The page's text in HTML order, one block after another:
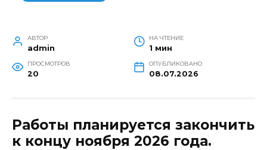
АВТОР
admin
НА ЧТЕНИЕ
1 мин
ПРОСМОТРОВ
20
ОПУБЛИКОВАНО
08.07.2026
Работы планируется закончить
к концу ноября 2026 года.